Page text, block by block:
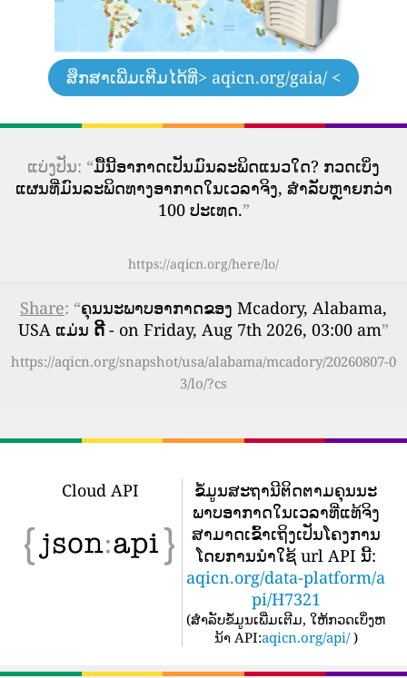
ສຶກສາເພີ່ມເຕີມໄດ້ທີ່> aqicn.org/gaia/ <
ແບ່ງປັນ: “ມື້ນີ້ອາກາດເປັນມົນລະພິດແນວໃດ? ກວດເບິ່ງ
ແຜນທີ່ມົນລະພິດທາງອາກາດໃນເວລາຈິງ, ສໍາລັບຫຼາຍກວ່າ
100 ປະເທດ.”
https://aqicn.org/here/lo/
Share: “ຄຸນນະພາບອາກາດຂອງ Mcadory, Alabama,
USA ແມ່ນ ດີ- on Friday, Aug 7th 2026, 03:00 am”
https://aqicn.org/snapshot/usa/alabama/mcadory/20260807-0
3/lo/?cs
Cloud API
ຂໍ້​ມູນ​ສະ​ຖາ​ນີ​ຕິດ​ຕາມ​ຄຸນ​ນະ​
ພາບ​ອາ​ກາດ​ໃນ​ເວ​ລາ​ທີ່​ແທ້​ຈິງ​
ສາ​ມາດ​ເຂົ້າ​ເຖິງ​ເປັນ​ໂຄງ​ການ​
ໂດຍ​ການ​ນໍາ​ໃຊ້ url API ນີ້​:
aqicn.org/data-platform/a
pi/H7321
(ສໍາລັບຂໍ້ມູນເພີ່ມເຕີມ, ໃຫ້ກວດເບິ່ງຫ
ນ້າ API:aqicn.org/api/ )